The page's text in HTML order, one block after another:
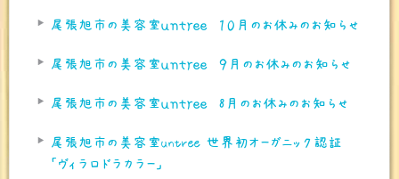
尾張旭市の美容室ｕｎｔｒｅｅ １０月のお休みのお知らせ
尾張旭市の美容室ｕｎｔｒｅｅ ９月のお休みのお知らせ
尾張旭市の美容室ｕｎｔｒｅｅ 8月のお休みのお知らせ
尾張旭市の美容室untree 世界初オーガニック認証
「ヴィラロドラカラー」